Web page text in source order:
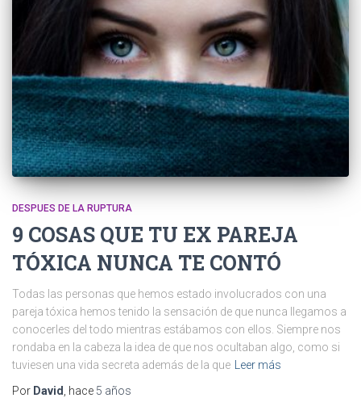
DESPUES DE LA RUPTURA
9 COSAS QUE TU EX PAREJA
TÓXICA NUNCA TE CONTÓ
Todas las personas que hemos estado involucrados con una
pareja tóxica hemos tenido la sensación de que nunca llegamos a
conocerles del todo mientras estábamos con ellos. Siempre nos
rondaba en la cabeza la idea de que nos ocultaban algo, como si
tuviesen una vida secreta además de la que Leer más
Por David , hace 5 años